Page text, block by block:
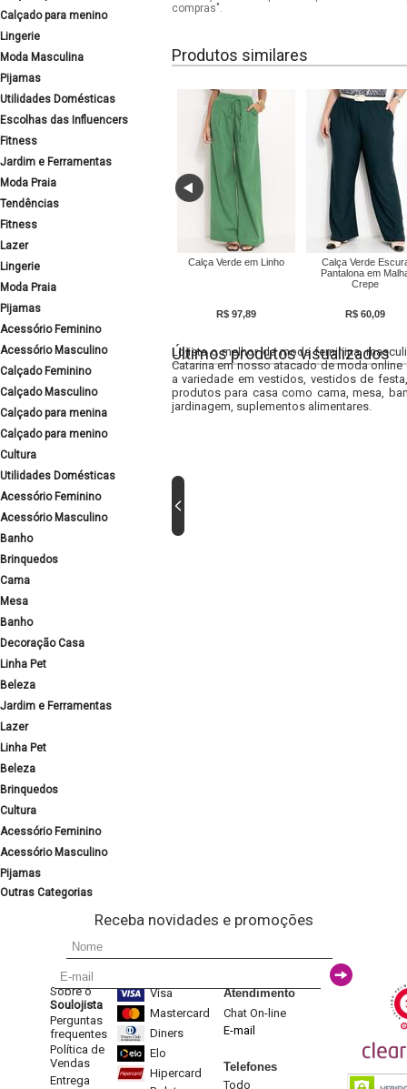
Calçado para menino
Lingerie
Moda Masculina
Pijamas
Utilidades Domésticas
Escolhas das Influencers
Fitness
Jardim e Ferramentas
Moda Praia
Tendências
Fitness
Lazer
Lingerie
Moda Praia
Pijamas
Acessório Feminino
Acessório Masculino
Calçado Feminino
Calçado Masculino
Calçado para menina
Calçado para menino
Cultura
Utilidades Domésticas
Acessório Feminino
Acessório Masculino
Banho
Brinquedos
Cama
Mesa
Banho
Decoração Casa
Linha Pet
Beleza
Jardim e Ferramentas
Lazer
Linha Pet
Beleza
Brinquedos
Cultura
Acessório Feminino
Acessório Masculino
Pijamas
Outras Categorias
compras".
Produtos similares
Calça Verde em Linho
R$ 97,89
Calça Verde
Pantalona em
Crepe
R$ 60,09
Últimos produtos visualizados
Lojista o melhor da moda feminina,
Catarina em nosso atacado de moda
a variedade em vestidos, vestidos de
produtos para casa como cama, mesa,
jardinagem, suplementos alimentares.
Receba novidades e promoções
Sobre o
Soulojista
Perguntas
frequentes
Política de
Vendas
Entrega
Visa
Mastercard
Diners
Elo
Hipercard
Atendimento
Chat On-line
E-mail
Telefones
Todo